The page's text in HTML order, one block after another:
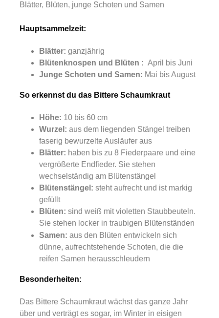
Blätter, Blüten, junge Schoten und Samen
Hauptsammelzeit:
Blätter: ganzjährig
Blütenknospen und Blüten : April bis Juni
Junge Schoten und Samen: Mai bis August
So erkennst du das Bittere Schaumkraut
Höhe: 10 bis 60 cm
Wurzel: aus dem liegenden Stängel treiben
faserig bewurzelte Ausläufer aus
Blätter: haben bis zu 8 Fiederpaare und eine
vergrößerte Endfieder. Sie stehen
wechselständig am Blütenstängel
Blütenstängel: steht aufrecht und ist markig
gefüllt
Blüten: sind weiß mit violetten Staubbeuteln.
Sie stehen locker in traubigen Blütenständen
Samen: aus den Blüten entwickeln sich
dünne, aufrechtstehende Schoten, die die
reifen Samen herausschleudern
Besonderheiten:
Das Bittere Schaumkraut wächst das ganze Jahr
über und verträgt es sogar, im Winter in eisigen